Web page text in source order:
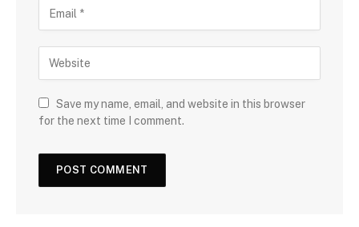
Save my name, email, and website in this browser
for the next time I comment.